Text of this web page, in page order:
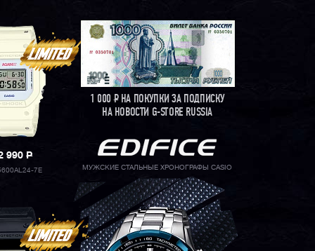
990P
7E
1 000РНА ПОКУПКИ ЗА ПОДПИСКУ
НА НОВОСТИ G-STORE RUSSIA
МУЖСКИЕ СТАЛЬНЫЕ ХРОНОГРАФЫ CASIO